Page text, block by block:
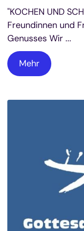
"KOCHEN UND
Freundinnen und
Genusses Wir ...
Mehr